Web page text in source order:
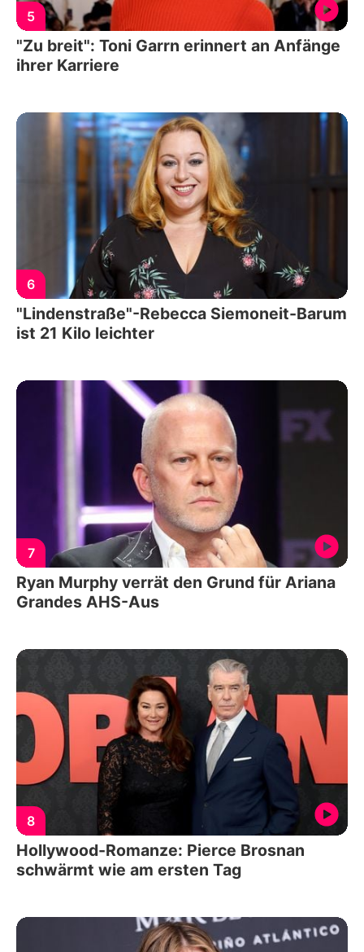
5
"Zu breit": Toni Garrn erinnert an Anfänge
ihrer Karriere
6
"Lindenstraße"-Rebecca Siemoneit-Barum
ist 21 Kilo leichter
7
Ryan Murphy verrät den Grund für Ariana
Grandes AHS-Aus
8
Hollywood-Romanze: Pierce Brosnan
schwärmt wie am ersten Tag